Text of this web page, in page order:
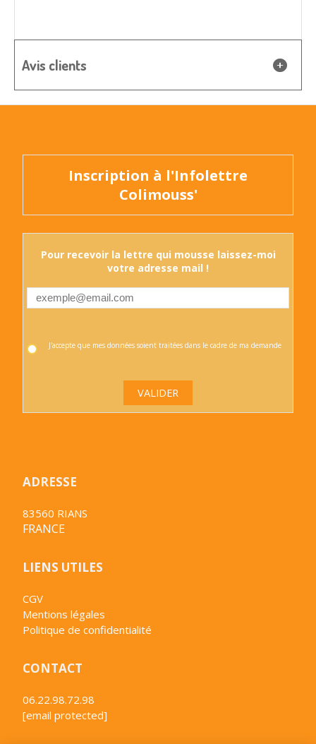
Avis clients
Inscription à l'Infolettre
Colimouss'
Pour recevoir la lettre qui mousse laissez-moi
votre adresse mail !
J'accepte que mes données soient traitées dans le cadre de ma demande
VALIDER
ADRESSE
83560 RIANS
FRANCE
LIENS UTILES
CGV
Mentions légales
Politique de confidentialité
CONTACT
06.22.98.72.98
[email protected]